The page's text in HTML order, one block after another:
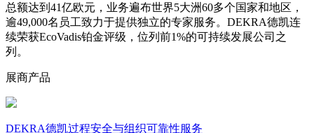
总额达到41亿欧元，业务遍布世界5大洲60多个国家和地区，
逾49,000名员工致力于提供独立的专家服务。DEKRA德凯连
续荣获EcoVadis铂金评级，位列前1%的可持续发展公司之
列。
展商产品
DEKRA德凯过程安全与组织可靠性服务